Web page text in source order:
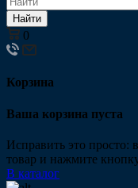
Найти
0
Корзина
Ваша корзина пуста
Исправить это просто:
товар и нажмите
В каталог